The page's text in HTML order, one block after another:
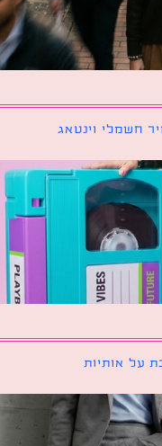
וינטאג